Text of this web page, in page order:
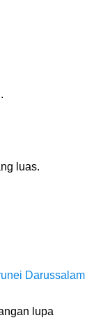
luas.
Darussalam
lupa